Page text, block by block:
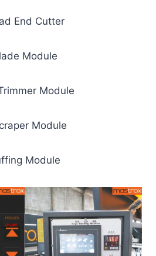
End Cutter
Module
Module
Module
Module